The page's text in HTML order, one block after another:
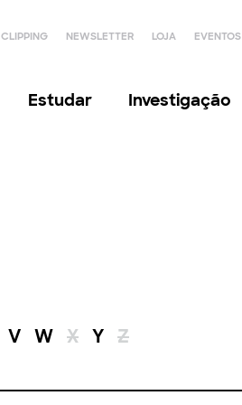
CLIPPING NEWSLETTER LOJA EVENTOS
Estudar Investigação
V W X Y Z